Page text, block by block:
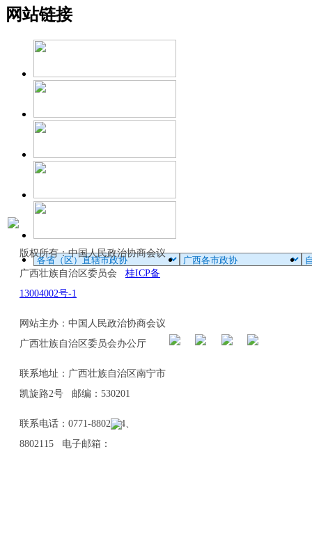
网站链接
版权所有：中国人民政治协商会议
广西壮族自治区委员会 桂ICP备
13004002号-1
网站主办：中国人民政治协商会议
广西壮族自治区委员会办公厅
联系地址：广西壮族自治区南宁市
凯旋路2号 邮编：530201
联系电话：0771-8802114、
8802115 电子邮箱：